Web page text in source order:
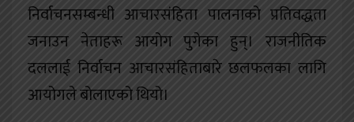
निर्वाचनसम्बन्धी आचारसंहिता पालनाको प्रतिवद्धता
जनाउन नेताहरू आयोग पुगेका हुन्। राजनीतिक
दललाई निर्वाचन आचारसंहिताबारे छलफलका लागि
आयोगले बोलाएको थियो।